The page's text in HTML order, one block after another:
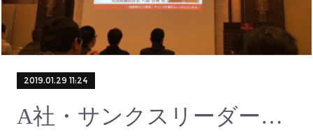
2019.01.29 11:24
A社・サンクスリーダーミーティング